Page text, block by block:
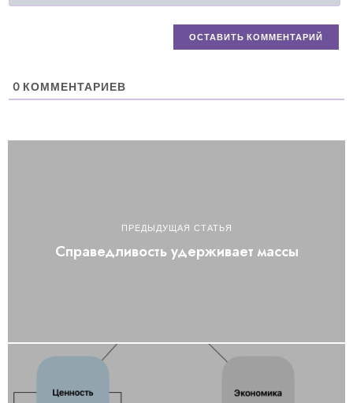
0 КОММЕНТАРИЕВ
ПРЕДЫДУЩАЯ СТАТЬЯ
Справедливость удерживает массы